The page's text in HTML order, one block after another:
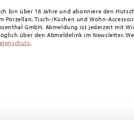
bin über 16 Jahre und abonniere den
Porzellan, Tisch-/Küchen und Wohn-
GmbH. Abmeldung ist jederzeit mit
über den Abmeldelink im Newsletter.
.